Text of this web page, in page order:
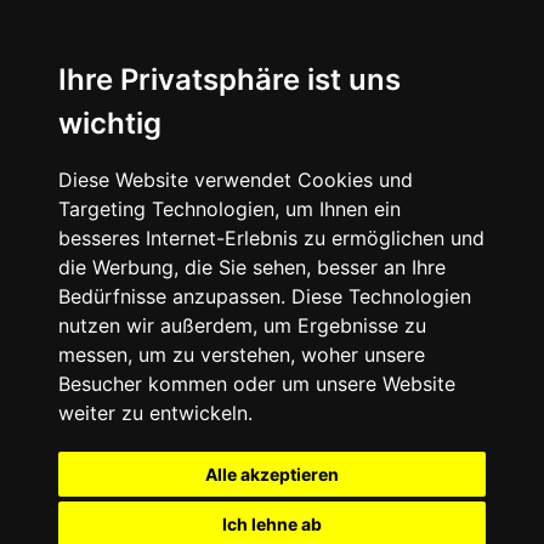
Ihre Privatsphäre ist uns
wichtig
Diese Website verwendet Cookies und
Targeting Technologien, um Ihnen ein
besseres Internet-Erlebnis zu ermöglichen und
die Werbung, die Sie sehen, besser an Ihre
Bedürfnisse anzupassen. Diese Technologien
nutzen wir außerdem, um Ergebnisse zu
messen, um zu verstehen, woher unsere
Besucher kommen oder um unsere Website
weiter zu entwickeln.
Alle akzeptieren
Ich lehne ab